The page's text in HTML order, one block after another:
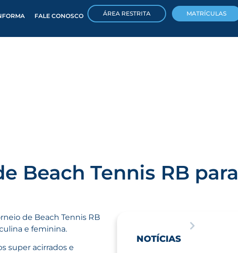
FALE CONOSCO ÁREA RESTRITA MATRÍCULAS
Beach Tennis RB para
de Beach Tennis RB
e feminina.
super acirrados e
NOTÍCIAS